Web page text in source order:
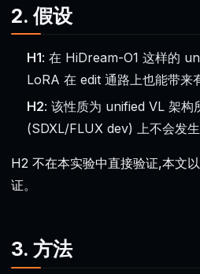
2. 假设
H1: 在 HiDream-O1 这样的
LoRA 在 edit 通路上也能带来
H2: 该性质为 unified VL 架构
(SDXL/FLUX dev) 上不会发生
H2 不在本实验中直接验证,本文
证。
3. 方法